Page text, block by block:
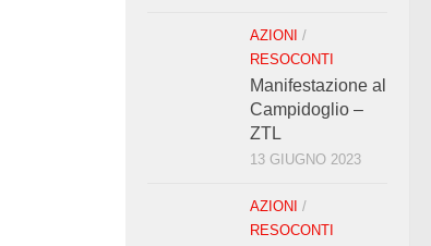
AZIONI /
RESOCONTI
Manifestazione al
Campidoglio –
ZTL
13 GIUGNO 2023
AZIONI /
RESOCONTI